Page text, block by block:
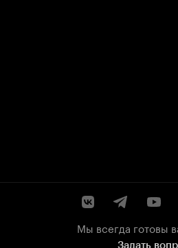
Мы всегда готовы
Задать